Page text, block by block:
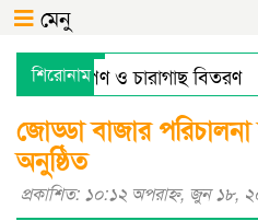
মেনু
শিরোনাম
বৃক্ষরোপণ ও চারাগাছ বিতরণ
এন্ড রুরাল ট্রান্সফরমেশন ফর
জোড্ডা বাজার পরিচালনা
অনুষ্ঠিত
প্রকাশিত: ১০:১২ অপরাহ্ণ, জুন ১৮,